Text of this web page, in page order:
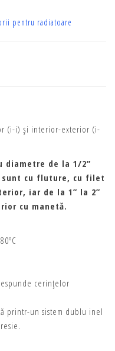
pentru radiatoare
(i-i) şi interior-exterior (i-
diametre de la 1/2”
sunt cu fluture, cu filet
iar de la 1” la 2”
cu manetă.
cerinţelor
printr-un sistem dublu inel